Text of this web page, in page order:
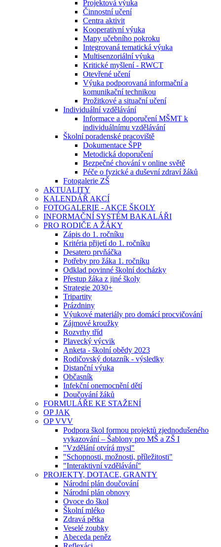
Projektová výuka
Činnostní učení
Centra aktivit
Kooperativní výuka
Mapy učebního pokroku
Integrovaná tematická výuka
Multisenzoriální výuka
Kritické myšlení - RWCT
Otevřené učení
Výuka podporovaná informační a
komunikační technikou
Prožitkové a situační učení
Individuální vzdělávání
Informace a doporučení MŠMT k
individuálnímu vzdělávání
Školní poradenské pracoviště
Dokumentace ŠPP
Metodická doporučení
Bezpečné chování v online světě
Péče o fyzické a duševní zdraví žáků
Fotogalerie ZŠ
AKTUALITY
KALENDÁŘ AKCÍ
FOTOGALERIE - AKCE ŠKOLY
INFORMAČNÍ SYSTÉM BAKALÁŘI
PRO RODIČE A ŽÁKY
Zápis do 1. ročníku
Kritéria přijetí do 1. ročníku
Desatero prvňáčka
Potřeby pro žáka 1. ročníku
Odklad povinné školní docházky
Přestup žáka z jiné školy
Strategie 2030+
Tripartity
Prázdniny
Výukové materiály pro domácí procvičování
Zájmové kroužky
Rozvrhy tříd
Plavecký výcvik
Anketa - školní obědy 2023
Rodičovský dotazník - výsledky
Distanční výuka
Občasník
Infekční onemocnění dětí
Doučování žáků
FORMULÁŘE KE STAŽENÍ
OP JAK
OP VVV
Podpora škol formou projektů zjednodušeného
vykazování – Šablony pro MŠ a ZŠ I
"Vzdělání otvírá mysl"
"Schopnosti, možnosti, příležitosti"
"Interaktivní vzdělávání"
PROJEKTY, DOTACE, GRANTY
Národní plán doučování
Národní plán obnovy
Ovoce do škol
Školní mléko
Zdravá pětka
Veselé zoubky
Abeceda peněz